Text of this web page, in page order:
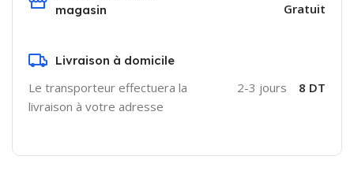
magasin
Gratuit
Livraison à domicile
Le transporteur effectuera la
livraison à votre adresse
2-3 jours 8 DT